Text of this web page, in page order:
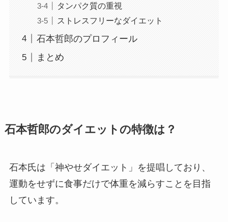
タンパク質の重視
ストレスフリーなダイエット
石本哲郎のプロフィール
まとめ
石本哲郎のダイエットの特徴は？
石本氏は「神やせダイエット」を提唱しており、
運動をせずに食事だけで体重を減らすことを目指
しています。